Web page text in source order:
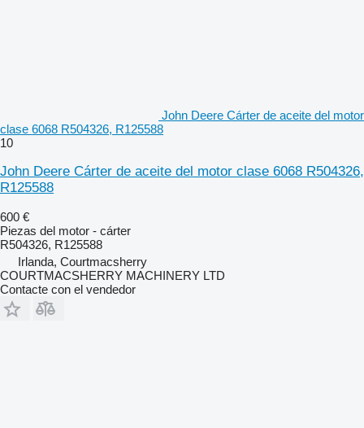
John Deere Cárter de aceite del motor
clase 6068 R504326, R125588
10
John Deere Cárter de aceite del motor clase 6068 R504326,
R125588
600 €
Piezas del motor - cárter
R504326, R125588
Irlanda, Courtmacsherry
COURTMACSHERRY MACHINERY LTD
Contacte con el vendedor